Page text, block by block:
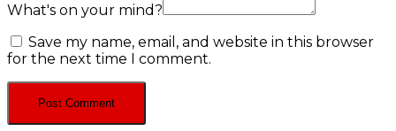
What's on your mind?
Save my name, email, and website in this browser
for the next time I comment.